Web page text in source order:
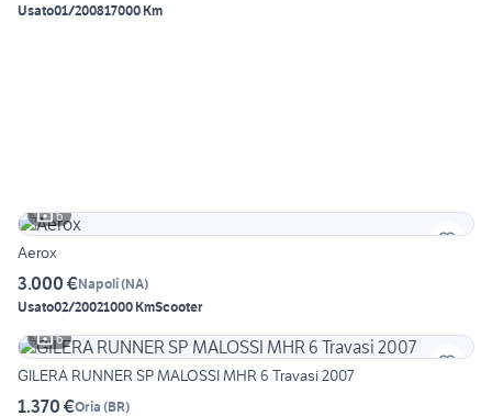
Usato01/200817000 Km
6
Aerox
3.000 €Napoli(NA)
Usato02/20021000 KmScooter
6
GILERA RUNNER SP MALOSSI MHR 6 Travasi 2007
1.370 €Oria (BR)